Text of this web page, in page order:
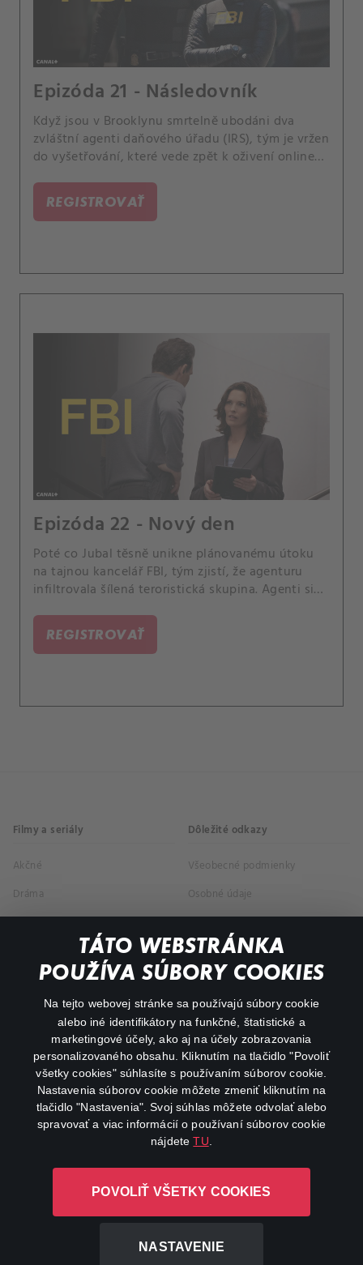
TÁTO WEBSTRÁNKA
POUŽÍVA SÚBORY COOKIES
Na tejto webovej stránke sa používajú súbory cookie
alebo iné identifikátory na funkčné, štatistické a
marketingové účely, ako aj na účely zobrazovania
personalizovaného obsahu. Kliknutím na tlačidlo "Povoliť
všetky cookies" súhlasíte s používaním súborov cookie.
Nastavenia súborov cookie môžete zmeniť kliknutím na
tlačidlo "Nastavenia". Svoj súhlas môžete odvolať alebo
spravovať a viac informácií o používaní súborov cookie
nájdeteTU
POVOLIŤ VŠETKY COOKIES
NASTAVENIE
Epizóda 21 - Následovník
Když jsou v Brooklynu smrtelně ubodáni dva
zvláštní agenti daňového úřadu (IRS), tým je vržen
do vyšetřování, které vede zpět k oživení online
podezřelého z předchozího případu.
REGISTROVAŤ
Epizóda 22 - Nový den
Poté co Jubal těsně unikne plánovanému útoku
na tajnou kancelář FBI, tým zjistí, že agenturu
infiltrovala šílená teroristická skupina. Agenti si
stínech, aby odhalili viníky ohrožující
nedotknutelnost terénní newyorské pobočky.
REGISTROVAŤ
Filmy a seriály
Akčné
Dráma
Dôležité odkazy
Všeobecné podmienky
Osobné údaje
O aplikácii Canal+
Canal+ Luxembourg S. à r.l. so sídlom Rue Albert Borschette 4,